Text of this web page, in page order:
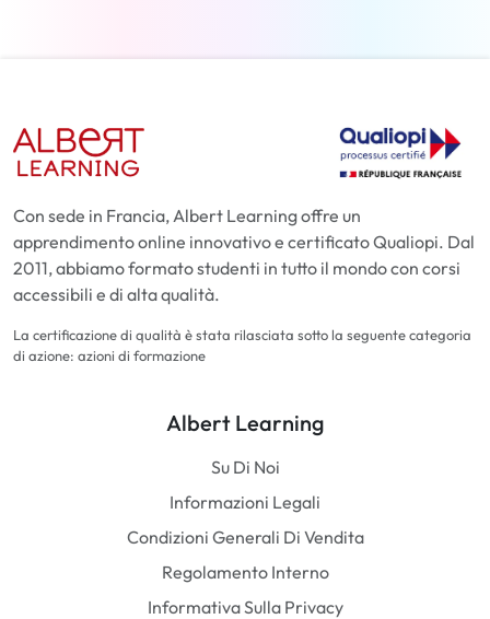
Con sede in Francia, Albert Learning offre un
apprendimento online innovativo e certificato Qualiopi. Dal
2011, abbiamo formato studenti in tutto il mondo con corsi
accessibili e di alta qualità.
La certificazione di qualità è stata rilasciata sotto la seguente categoria
di azione: azioni di formazione
Albert Learning
Su Di Noi
Informazioni Legali
Condizioni Generali Di Vendita
Regolamento Interno
Informativa Sulla Privacy